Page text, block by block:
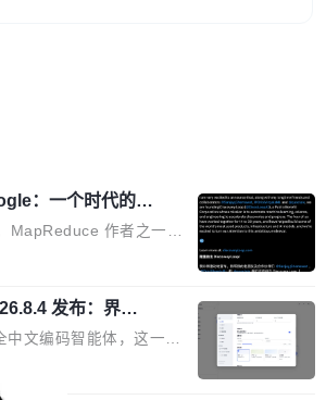
：一个时代的结
始
MapReduce 作者之一。
的作者之一。
首席科学家。 Jeff D
27 年后，宣布离职。 他
开的还有 Sanjay Ghema
23，Jeff Dean 二十多
和 Bigtable 的共同
发布：界面
、记忆搜索增强
中文编码智能体，这一轮
记得住」三件事一次补
SolonCode 是杭州无